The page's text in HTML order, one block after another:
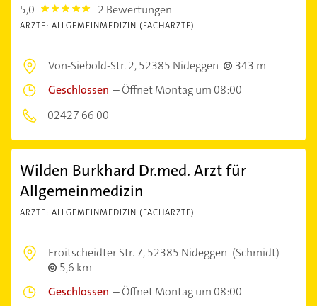
5,0 5.0 2 Bewertungen
ÄRZTE: ALLGEMEINMEDIZIN (FACHÄRZTE)
Von-Siebold-Str. 2,52385 Nideggen
343 m
Geschlossen –Öffnet Montag um 08:00
02427 66 00
Wilden Burkhard Dr.med. Arzt für
Allgemeinmedizin
ÄRZTE: ALLGEMEINMEDIZIN (FACHÄRZTE)
Froitscheidter Str. 7,52385 Nideggen (Schmidt)
5,6 km
Geschlossen –Öffnet Montag um 08:00